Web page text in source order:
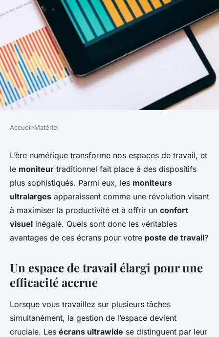
Quels sont les avantages des
moniteurs ultralarges pour la
productivité au travail?
Timéo•17 septembre 2024•4 min de lecture
Accueil›Matériel
L’ère numérique transforme nos espaces de travail, et
le moniteur traditionnel fait place à des dispositifs
plus sophistiqués. Parmi eux, les moniteurs
ultralarges apparaissent comme une révolution visant
à maximiser la productivité et à offrir un confort
visuel inégalé. Quels sont donc les véritables
avantages de ces écrans pour votre poste de travail?
Un espace de travail élargi pour une
efficacité accrue
Lorsque vous travaillez sur plusieurs tâches
simultanément, la gestion de l’espace devient
cruciale. Les écrans ultrawide se distinguent par leur